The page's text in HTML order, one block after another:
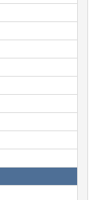
!!!